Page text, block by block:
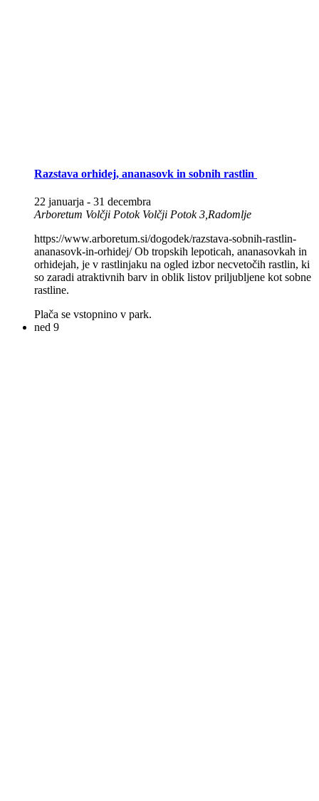
Razstava orhidej, ananasovk in sobnih rastlin
22 januarja - 31 decembra
Arboretum Volčji Potok Volčji Potok 3,Radomlje
https://www.arboretum.si/dogodek/razstava-sobnih-rastlin-
ananasovk-in-orhidej/ Ob tropskih lepoticah, ananasovkah in
orhidejah, je v rastlinjaku na ogled izbor necvetočih rastlin, ki
so zaradi atraktivnih barv in oblik listov priljubljene kot sobne
rastline.
Plača se vstopnino v park.
ned 9